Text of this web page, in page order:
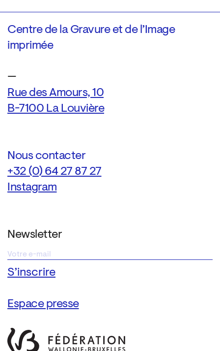
Centre de la Gravure et de l’Image
imprimée
—
Rue des Amours, 10
B-7100 La Louvière
Nous contacter
+32 (0) 64 27 87 27
Instagram
Newsletter
Espace presse